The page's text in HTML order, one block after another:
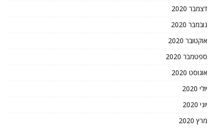
דצמבר 2020
נובמבר 2020
אוקטובר 2020
ספטמבר 2020
אוגוסט 2020
יולי 2020
יוני 2020
מרץ 2020